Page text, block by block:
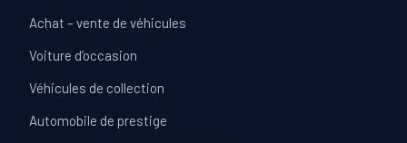
Achat – vente de véhicules
Voiture d’occasion
Véhicules de collection
Automobile de prestige